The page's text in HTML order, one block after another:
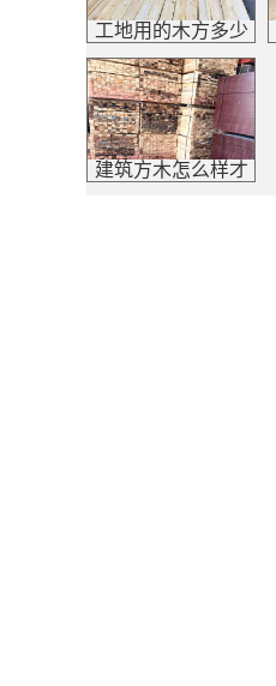
工地用的木方多少
价格
建筑方木怎么样才